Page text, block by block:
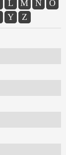
L M N
O
Y Z